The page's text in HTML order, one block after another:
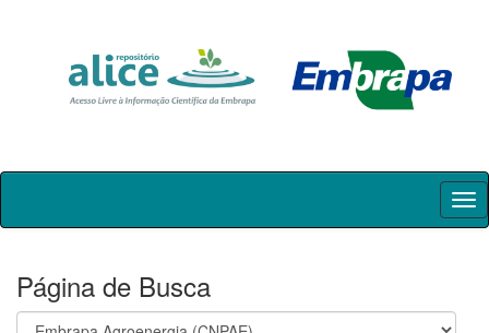
Skip
Página de Busca